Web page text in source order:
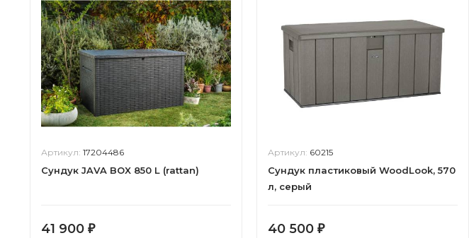
Артикул: 17204486
Сундук JAVA BOX 850 L (rattan)
41 900 ₽
Артикул: 60215
Сундук пластиковый WoodLook, 570
л, серый
40 500 ₽